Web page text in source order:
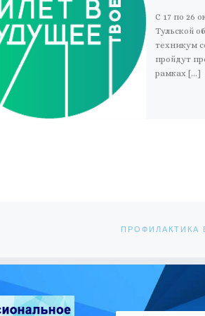
С 17 по 26
Тульской
техникум
пройдут
рамках […]
ПРОФИЛАКТИКА